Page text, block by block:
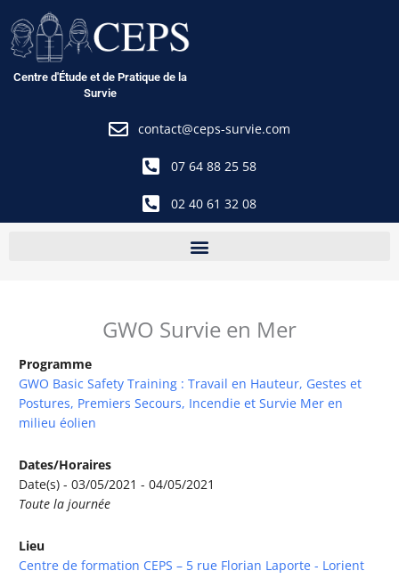
au
contenu
Centre d'Étude et de Pratique de la
Survie
contact@ceps-survie.com
07 64 88 25 58
02 40 61 32 08
GWO Survie en Mer
Programme
GWO Basic Safety Training : Travail en Hauteur, Gestes et
Postures, Premiers Secours, Incendie et Survie Mer en
milieu éolien
Dates/Horaires
Date(s) - 03/05/2021 - 04/05/2021
Toute la journée
Lieu
Centre de formation CEPS – 5 rue Florian Laporte - Lorient